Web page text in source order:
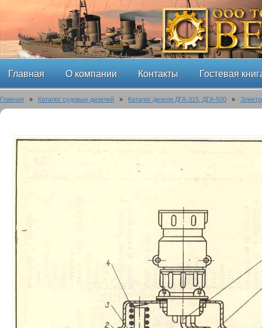
Главная О компании Контакты Гостевая
Главная » Каталог судовых дизелей » Каталог дизеля ДГА-315, ДГА-500 »